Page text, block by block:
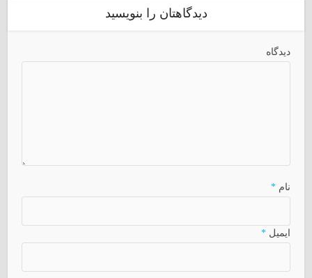
دیدگاهتان را بنویسید
دیدگاه
نام*
ایمیل*